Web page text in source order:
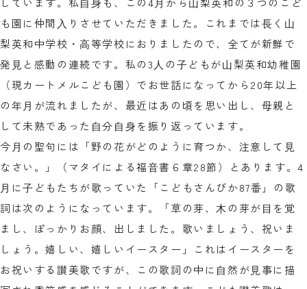
も園に仲間⼊りさせていただきました。これまでは⻑く⼭
梨英和中学校・⾼等学校におりましたので、全てが新鮮で
発⾒と感動の連続です。私の3⼈の⼦どもが⼭梨英和幼稚園
（現カートメルこども園）でお世話になってから20年以上
の年⽉が流れましたが、最近はあの頃を思い出し、⺟親と
して未熟であった⾃分⾃⾝を振り返っています。
今⽉の聖句には「野の花がどのように育つか、注意して⾒
なさい。」（マタイによる福⾳書６章28節）とあります。4
⽉に⼦どもたちが歌っていた「こどもさんびか87番」の歌
詞は次のようになっています。「草の芽、⽊の芽が⽬を覚
まし、ぽっかりお顔、出しました。歌いましょう、祝いま
しょう。嬉しい、嬉しいイースター」これはイースターを
お祝いする讃美歌ですが、この歌詞の中に⾃然が⾒事に描